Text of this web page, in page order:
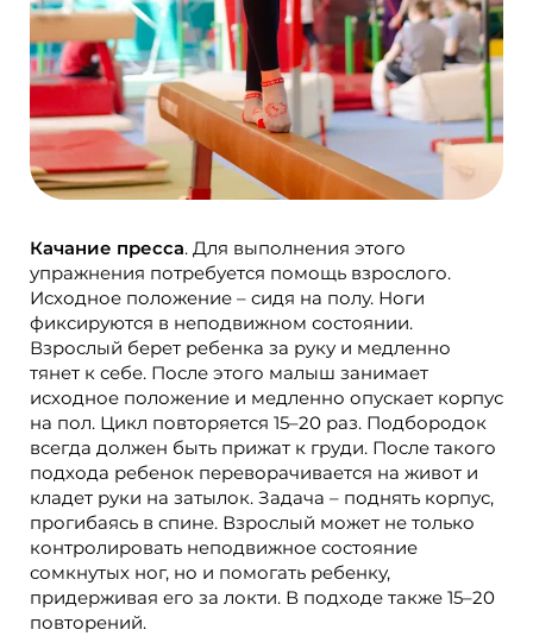
Качание пресса. Для выполнения этого
упражнения потребуется помощь взрослого.
Исходное положение – сидя на полу. Ноги
фиксируются в неподвижном состоянии.
Взрослый берет ребенка за руку и медленно
тянет к себе. После этого малыш занимает
исходное положение и медленно опускает корпус
на пол. Цикл повторяется 15–20 раз. Подбородок
всегда должен быть прижат к груди. После такого
подхода ребенок переворачивается на живот и
кладет руки на затылок. Задача – поднять корпус,
прогибаясь в спине. Взрослый может не только
контролировать неподвижное состояние
сомкнутых ног, но и помогать ребенку,
придерживая его за локти. В подходе также 15–20
повторений.